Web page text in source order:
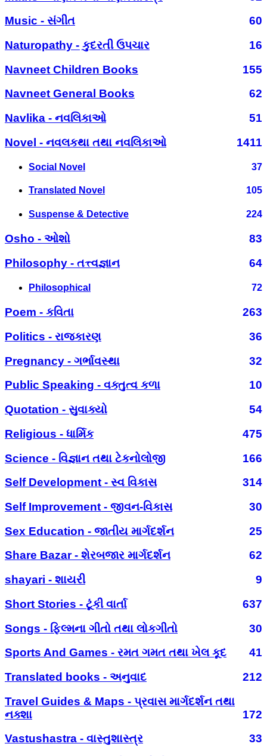
Music - સંગીત
60
Naturopathy - કુદરતી ઉપચાર
16
Navneet Children Books
155
Navneet General Books
62
Navlika - નવલિકાઓ
51
Novel - નવલકથા તથા નવલિકાઓ
1411
Social Novel 37
Translated Novel 105
Suspense & Detective 224
Osho - ઓશો
83
Philosophy - તત્ત્વજ્ઞાન
64
Philosophical 72
Poem - કવિતા
263
Politics - રાજકારણ
36
Pregnancy - ગર્ભાવસ્થા
32
Public Speaking - વક્તુત્વ કળા
10
Quotation - સુવાક્યો
54
Religious - ધાર્મિક
475
Science - વિજ્ઞાન તથા ટેકનોલોજી
166
Self Development - સ્વ વિકાસ
314
Self Improvement - જીવન-વિકાસ
30
Sex Education - જાતીય માર્ગદર્શન
25
Share Bazar - શેરબજાર માર્ગદર્શન
62
shayari - શાયરી
9
Short Stories - ટૂંકી વાર્તા
637
Songs - ફિલ્મના ગીતો તથા લોકગીતો
30
Sports And Games - રમત ગમત તથા ખેલ કૂદ
41
Translated books - અનુવાદ
212
Travel Guides & Maps - પ્રવાસ માર્ગદર્શન તથા
નક્શા
172
Vastushastra - વાસ્તુશાસ્ત્ર
33